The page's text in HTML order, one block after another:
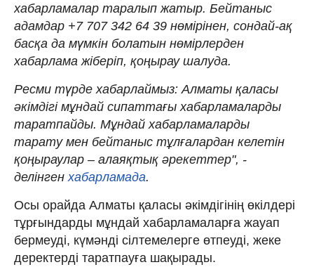
хабарламалар таралып жатыр. Бейтаныс
адамдар +7 707 342 64 39 нөмірінен, сондай-ақ
басқа да мүмкін болатын нөмірлерден
хабарлама жіберіп, қоңырау шалуда.
Ресми түрде хабарлаймыз: Алматы қаласы
әкімдігі мұндай сипаттағы хабарламаларды
таратпайды. Мұндай хабарламаларды
тарату мен бейтаныс тұлғалардан келетін
қоңыраулар – алаяқтық әрекеттер", -
делінген хабарламада.
Осы орайда Алматы қаласы әкімдігінің өкілдері
тұрғындарды мұндай хабарламаларға жауап
бермеуді, күмәнді сілтемелерге өтпеуді, жеке
деректерді таратпауға шақырады.